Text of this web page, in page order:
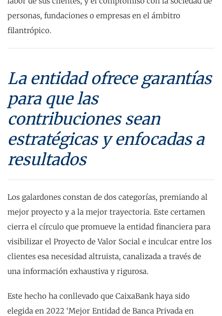
personas, fundaciones o empresas en el ámbitro
filantrópico.
La entidad ofrece garantías
para que las
contribuciones sean
estratégicas y enfocadas a
resultados
Los galardones constan de dos categorías, premiando al
mejor proyecto y a la mejor trayectoria. Este certamen
cierra el círculo que promueve la entidad financiera para
visibilizar el Proyecto de Valor Social e inculcar entre los
clientes esa necesidad altruista, canalizada a través de
una información exhaustiva y rigurosa.
Este hecho ha conllevado que CaixaBank haya sido
elegida en 2022 ‘Mejor Entidad de Banca Privada en